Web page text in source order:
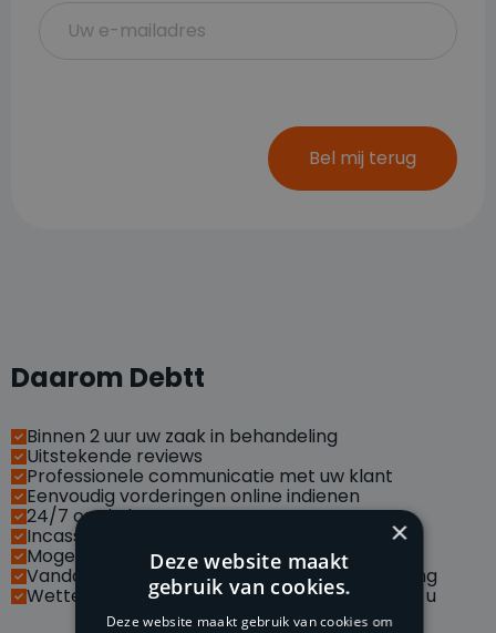
Bel mij terug
Daarom Debtt
Binnen 2 uur uw zaak in behandeling
Uitstekende reviews
Professionele communicatie met uw klant
Eenvoudig vorderingen online indienen
24/7 op de hoogte van uw case
Incasseren via social media
Mogelijkheid met API koppelingen
Vandaag betaald, morgen op uw bankrekening
Wettelijke handelsrente van vordering is voor u
×
Deze website maakt
gebruik van cookies.
Deze website maakt gebruik van cookies om